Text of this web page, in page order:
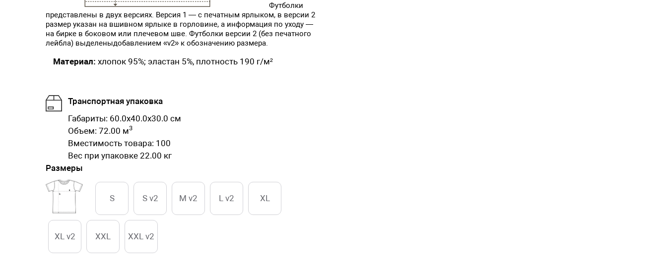
Футболки
представлены в двух версиях. Версия 1 — с печатным ярлыком, в версии 2
размер указан на вшивном ярлыке в горловине, а информация по уходу —
на бирке в боковом или плечевом шве. Футболки версии 2 (без печатного
лейбла) выделеныдобавлением «v2» к обозначению размера.
Материал: хлопок 95%; эластан 5%, плотность 190 г/м²
Транспортная упаковка
Габариты: 60.0x40.0x30.0 см
Объем: 72.00 м3
Вместимость товара: 100
Вес при упаковке 22.00 кг
Размеры
S S v2 M v2 L v2 XL
XL v2 XXL XXL v2